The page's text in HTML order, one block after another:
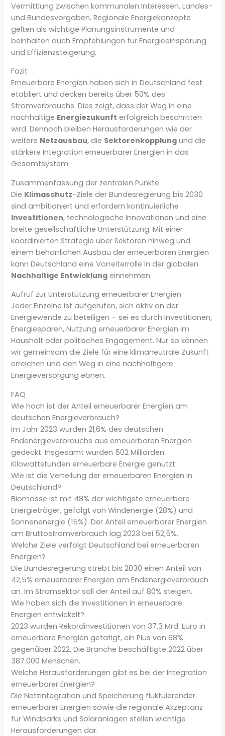
Vermittlung zwischen kommunalen Interessen, Landes-
und Bundesvorgaben. Regionale Energiekonzepte
gelten als wichtige Planungsinstrumente und
beinhalten auch Empfehlungen für Energieeinsparung
und Effizienzsteigerung.
Fazit
Erneuerbare Energien haben sich in Deutschland fest
etabliert und decken bereits über 50% des
Stromverbrauchs. Dies zeigt, dass der Weg in eine
nachhaltige Energiezukunft erfolgreich beschritten
wird. Dennoch bleiben Herausforderungen wie der
weitere Netzausbau, die Sektorenkopplung und die
stärkere Integration erneuerbarer Energien in das
Gesamtsystem.
Zusammenfassung der zentralen Punkte
Die Klimaschutz-Ziele der Bundesregierung bis 2030
sind ambitioniert und erfordern kontinuierliche
Investitionen, technologische Innovationen und eine
breite gesellschaftliche Unterstützung. Mit einer
koordinierten Strategie über Sektoren hinweg und
einem beharrlichen Ausbau der erneuerbaren Energien
kann Deutschland eine Vorreiterrolle in der globalen
Nachhaltige Entwicklung einnehmen.
Aufruf zur Unterstützung erneuerbarer Energien
Jeder Einzelne ist aufgerufen, sich aktiv an der
Energiewende zu beteiligen – sei es durch Investitionen,
Energiesparen, Nutzung erneuerbarer Energien im
Haushalt oder politisches Engagement. Nur so können
wir gemeinsam die Ziele für eine klimaneutrale Zukunft
erreichen und den Weg in eine nachhaltigere
Energieversorgung ebnen.
FAQ
Wie hoch ist der Anteil erneuerbarer Energien am
deutschen Energieverbrauch?
Im Jahr 2023 wurden 21,6% des deutschen
Endenergieverbrauchs aus erneuerbaren Energien
gedeckt. Insgesamt wurden 502 Milliarden
Kilowattstunden erneuerbare Energie genutzt.
Wie ist die Verteilung der erneuerbaren Energien in
Deutschland?
Biomasse ist mit 48% der wichtigste erneuerbare
Energieträger, gefolgt von Windenergie (28%) und
Sonnenenergie (15%). Der Anteil erneuerbarer Energien
am Bruttostromverbrauch lag 2023 bei 52,5%.
Welche Ziele verfolgt Deutschland bei erneuerbaren
Energien?
Die Bundesregierung strebt bis 2030 einen Anteil von
42,5% erneuerbarer Energien am Endenergieverbrauch
an. Im Stromsektor soll der Anteil auf 80% steigen.
Wie haben sich die Investitionen in erneuerbare
Energien entwickelt?
2023 wurden Rekordinvestitionen von 37,3 Mrd. Euro in
erneuerbare Energien getätigt, ein Plus von 68%
gegenüber 2022. Die Branche beschäftigte 2022 über
387.000 Menschen.
Welche Herausforderungen gibt es bei der Integration
erneuerbarer Energien?
Die Netzintegration und Speicherung fluktuierender
erneuerbarer Energien sowie die regionale Akzeptanz
für Windparks und Solaranlagen stellen wichtige
Herausforderungen dar.